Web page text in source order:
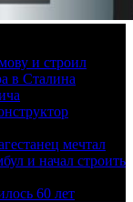
и строил
в Сталина
мечтал
и начал строить
60 лет